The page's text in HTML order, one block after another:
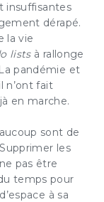
insuffisantes
dérapé.
la vie
listsà rallonge
pandémie et
n’ont fait
en marche.
sont de
les
pas être
temps pour
à sa
ordinateur afin
est basé sur les
votre
les supprimer à